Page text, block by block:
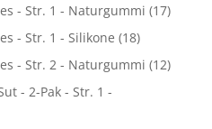
- Str. 1 - Naturgummi (17)
- Str. 1 - Silikone (18)
- Str. 2 - Naturgummi (12)
- 2-Pak - Str. 1 -